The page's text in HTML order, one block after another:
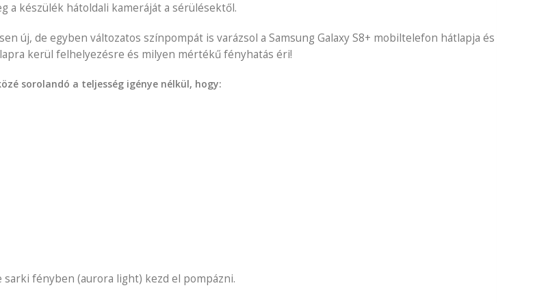
a készülék hátoldali kameráját a sérülésektől.
új, de egyben változatos színpompát is varázsol a Samsung Galaxy S8+ mobiltelefon hátlapja és
kerül felhelyezésre és milyen mértékű fényhatás éri!
sorolandó a teljesség igénye nélkül, hogy:
sarki fényben (aurora light) kezd el pompázni.